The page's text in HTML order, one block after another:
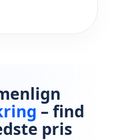
– find
pris